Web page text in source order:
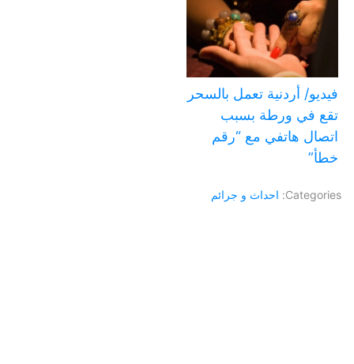
فيديو/ أردنية تعمل بالسحر
تقع في ورطة بسبب
اتصال هاتفي مع “رقم
خطأ”
Categories: احداث و جرائم